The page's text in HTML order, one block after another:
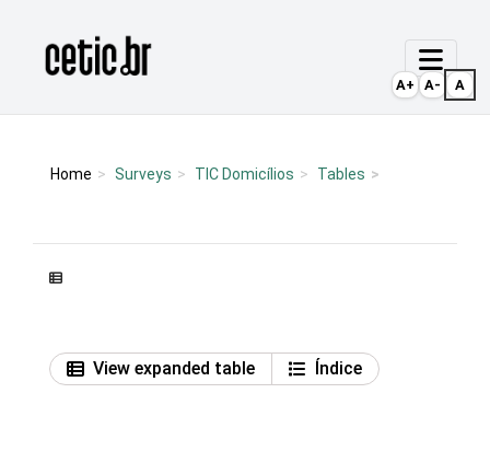
Página inicial
Home Surveys TIC Domicílios Tables
View expanded table Índice
A+ A- A